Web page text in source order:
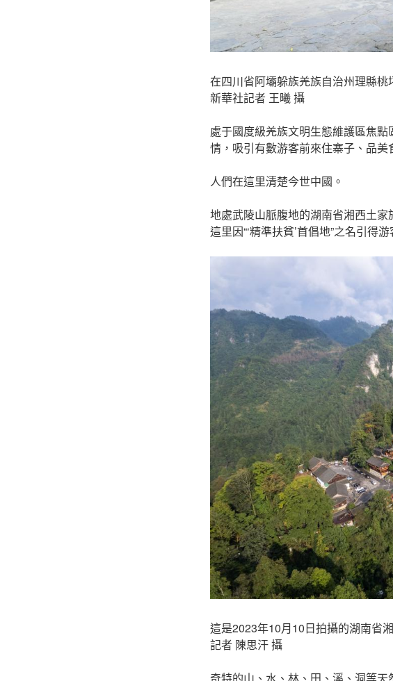
在四川省阿壩躲族羌族自治州理縣
新華社記者 王曦 攝
處于國度級羌族文明生態維護區焦
情，吸引有數游客前來住寨子、品
人們在這里清楚今世中國。
地處武陵山脈腹地的湖南省湘西土
這里因“‘精準扶貧’首倡地”之名引得
這是2023年10月10日拍攝的湖南省
記者 陳思汗 攝
奇特的山、水、林、田、溪、洞等